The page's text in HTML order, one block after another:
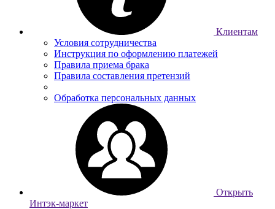
Клиентам
Условия сотрудничества
Инструкция по оформлению платежей
Правила приема брака
Правила составления претензий
Обработка персональных данных
Открыть
Интэк-маркет